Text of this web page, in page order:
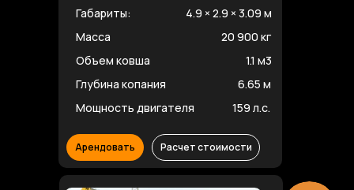
Габариты:
4.9 × 2.9 × 3.09 м
Масса
20 900 кг
Объем ковша
1.1 м3
Глубина копания
6.65 м
Мощность двигателя
159 л.с.
Арендовать Расчет стоимости